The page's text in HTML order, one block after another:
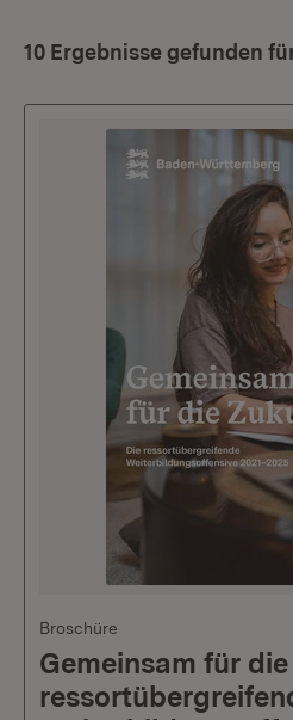
10 Ergebnisse gefunden
Broschüre
Gemeinsam für